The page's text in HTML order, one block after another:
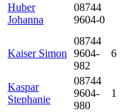
Huber
Johanna
08744
9604-0
Kaiser Simon
08744
9604-
982
6
Kaspar
Stephanie
08744
9604-
980
1